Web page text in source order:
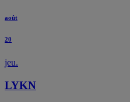
août
20
jeu.
LYKN